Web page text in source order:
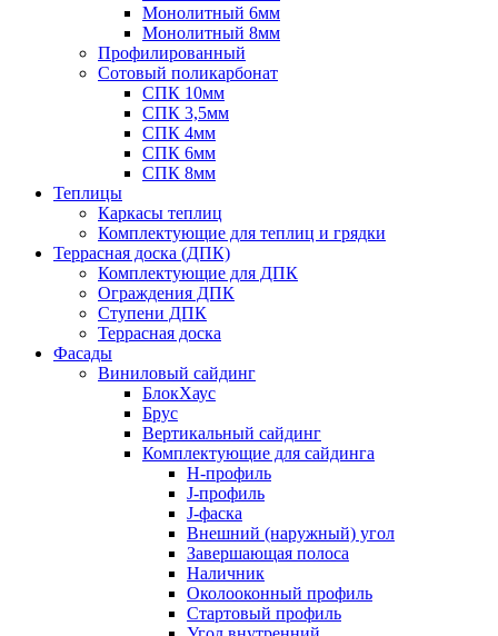
Монолитный 6мм
Монолитный 8мм
Профилированный
Сотовый поликарбонат
СПК 10мм
СПК 3,5мм
СПК 4мм
СПК 6мм
СПК 8мм
Теплицы
Каркасы теплиц
Комплектующие для теплиц и грядки
Террасная доска (ДПК)
Комплектующие для ДПК
Ограждения ДПК
Ступени ДПК
Террасная доска
Фасады
Виниловый сайдинг
БлокХаус
Брус
Вертикальный сайдинг
Комплектующие для сайдинга
H-профиль
J-профиль
J-фаска
Внешний (наружный) угол
Завершающая полоса
Наличник
Околооконный профиль
Стартовый профиль